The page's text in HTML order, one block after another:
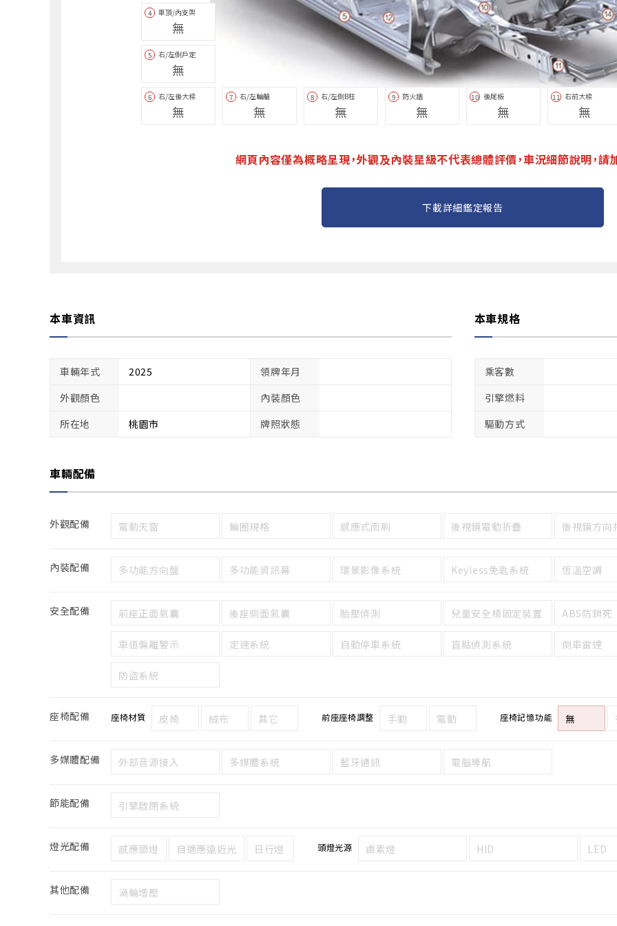
4 車頂/內支架
無
5 右/左側戶定
無
6 右/左後大樑
無
7 右/左輪艙
無
8 右/左側B柱
無
9 防火牆
無
10 後尾板
無
11 右前大樑
無
網頁內容僅為概略呈現，外觀及內裝星級不代表總體評價，車況細節說明，
下載詳細鑑定報告
本車資訊
車輛年式 2025
領牌年月
外觀顏色
內裝顏色
所在地
桃園市 牌照狀態
本車規格
乘客數
引擎燃料
驅動方式
車輛配備
外觀配備 電動天窗 輪圈規格 感應式雨刷 後視鏡電動折疊 後視鏡方向
內裝配備 多功能方向盤 多功能資訊幕 環景影像系統 Keyless免匙系統 恆溫空調
安全配備 前座正面氣囊 後座側面氣囊 胎壓偵測 兒童安全椅固定裝置 ABS防鎖死
車道偏離警示 定速系統 自動停車系統 盲點偵測系統 倒車雷達
防盜系統
座椅配備 座椅材質 皮椅 絨布 其它 前座座椅調整 手動 電動 座椅記憶功能 無
多媒體配備 外部音源接入 多媒體系統 藍牙通訊 電腦導航
節能配備 引擎啟閉系統
燈光配備 感應頭燈 自適應遠近光 日行燈 頭燈光源 鹵素燈 HID LED
其他配備 渦輪增壓